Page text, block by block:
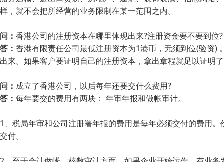
样，就不会把所经营的业务限制在某一范围之内。
问： 香港公司的注册资本在哪里体现出来?注册资金要不要到位?
答： 香港有限责任公司最低注册资本为1港币，无须到位(验资
出来。如果客户要证明自己的注册资本，拿出章程就足以证明
问： 成立了香港公司，以后每年还要交什么费用?
答： 每年要交的费用有两块： 年审年报和做帐审计。
1、税局年审和公司注册署年报的费用是每年必须交付的费用
交付。